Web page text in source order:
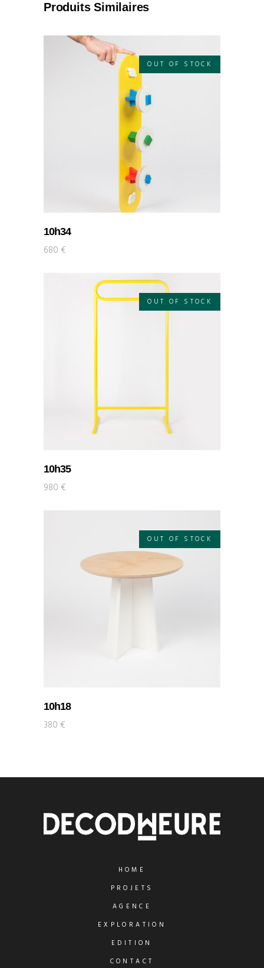
Produits Similaires
OUT OF STOCK
LIRE LA SUITE
10h34
680 €
OUT OF STOCK
LIRE LA SUITE
10h35
980 €
OUT OF STOCK
10h18
380 €
HOME
PROJETS
AGENCE
EXPLORATION
EDITION
CONTACT